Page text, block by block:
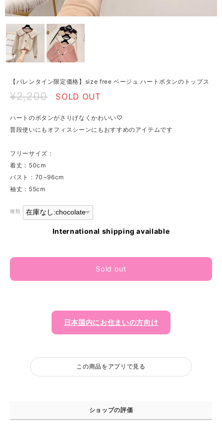
【バレンタイン限定価格】size free ベージュ ハートボタンのトップス
¥2,200 SOLD OUT
ハートのボタンがさりげなくかわいい♡
普段使いにもオフィスシーンにもおすすめのアイテムです
フリーサイズ：
着丈：50cm
バスト：70~96cm
袖丈：55cm
種類
International shipping available
Sold out
日本国内にお住まいの方向け
この商品をアプリで見る
ショップの評価